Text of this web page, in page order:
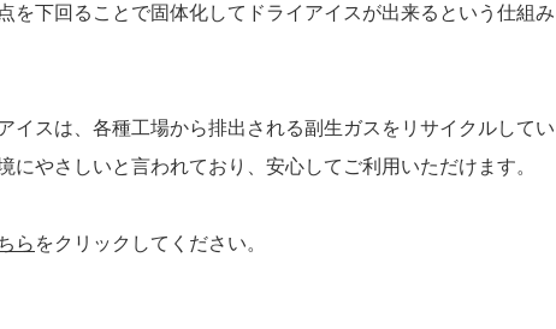
を下回ることで固体化してドライアイスが出来るという仕組み
イスは、各種工場から排出される副生ガスをリサイクルしてい
やさしいと言われており、安心してご利用いただけます。
ら をクリックしてください。